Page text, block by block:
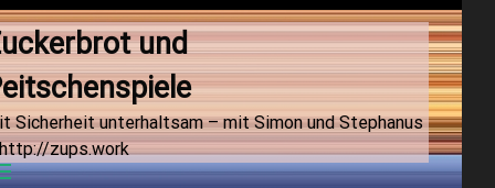
und
Sicherheit unterhaltsam – mit Simon und Stephanus
zups.work